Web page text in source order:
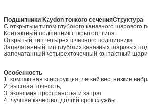
Подшипники Kaydon тонкого сеченияСтруктура
С открытым типом глубокого канавного шарового
Контактный подшипник открытого типа
Открытый тип четырехточечного подшипника
Запечатанный тип глубоких канавных шаровых
Запечатанный четырехточечный контактный
Особенность
1. компактная конструкция, легкий вес, низкие
2. высокая точность,
3. экономия пространства и затрат
4. лучшее качество, долгий срок службы